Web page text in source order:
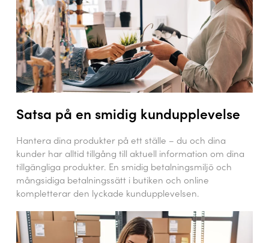
Satsa på en smidig kundupplevelse
Hantera dina produkter på ett ställe – du och dina
kunder har alltid tillgång till aktuell information om dina
tillgängliga produkter. En smidig betalningsmiljö och
mångsidiga betalningssätt i butiken och online
kompletterar den lyckade kundupplevelsen.